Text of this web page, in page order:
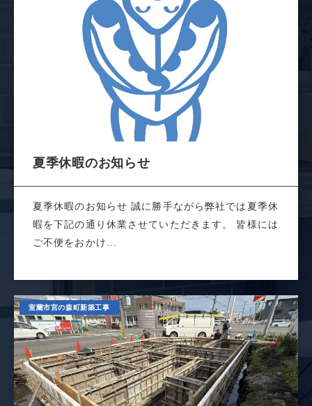
夏季休暇のお知らせ
夏季休暇のお知らせ 誠に勝手ながら弊社では夏季休
暇を下記の通り休業させていただきます。 皆様には
ご不便をおかけ...
室蘭市宮の森町新築工事